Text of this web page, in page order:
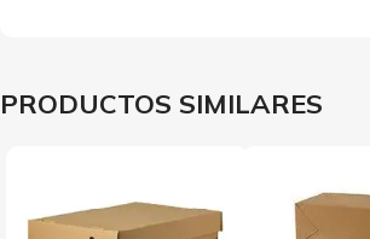
PRODUCTOS SIMILARES